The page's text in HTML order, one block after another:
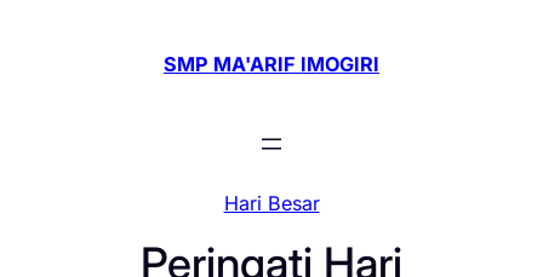
SMP MA'ARIF IMOGIRI
Hari Besar
Peringati Hari